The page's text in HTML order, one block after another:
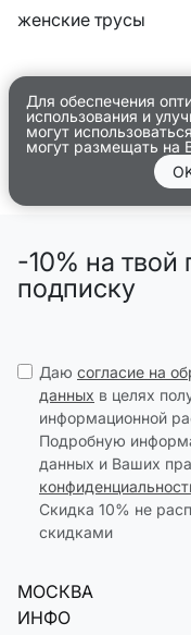
женские трусы
Для обеспечения
использования и
могут
могут размещать на
-10% на твой
подписку
Даю согласие на
данных в целях
информационной
Подробную
данных и Ваших
Скидка 10% не
скидками
МОСКВА
ИНФО